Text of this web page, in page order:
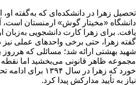
تحصیل زهرا در دانشکده‌ای که به‌گفته
دانشگاه «مخیتار گوش» ارمنستان است،
یافت. برای زهرا کارت دانشجویی به‌زبان
گفته زهرا، حتی برخی واحدهای عملی
شهید بهشتی ارائه شد؛ مسائلی که هرروز
مجموعه ظاهر قانونی می‌بخشید اما
خورد که زهرا در سال
نیاز به تأیید مدارکش پیدا کرد.